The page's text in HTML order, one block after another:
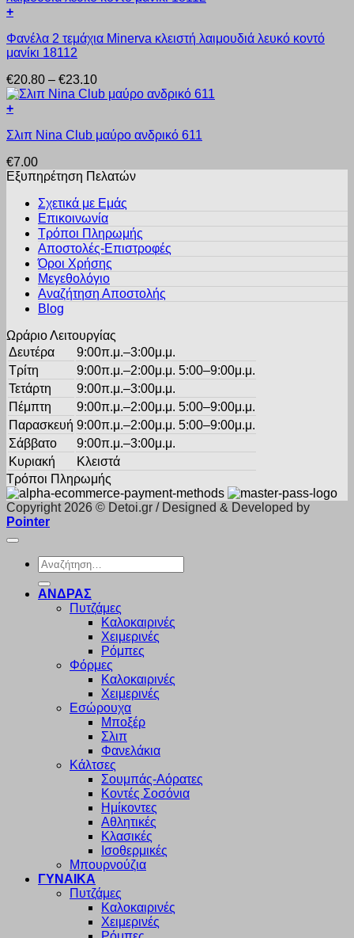
μπορούν
επιλεγούν
στη
του
προϊόντος
+
το
προϊόν
πολλαπλές
παραλλαγές.
Οι
μπορούν
επιλεγούν
στη
σελίδα
προϊόντος
Φανέλα 2 τεμάχια Minerva κλειστή λαιμουδιά λευκό κοντό
μανίκι 18112
€20.80 – €23.10Price
range:
€23.10
+
το
έχει
πολλαπλές
επιλογές
μπορούν
επιλεγούν
σελίδα
Σλιπ Nina Club μαύρο ανδρικό 611
€7.00
Εξυπηρέτηση Πελατών
Σχετικά με Εμάς
Επικοινωνία
Τρόποι Πληρωμής
Αποστολές-Επιστροφές
Όροι Χρήσης
Μεγεθολόγιο
Αναζήτηση Αποστολής
Blog
Ωράριο Λειτουργίας
Δευτέρα
9:00π.μ.–3:00μ.μ.
Τρίτη
9:00π.μ.–2:00μ.μ. 5:00–9:00μ.μ.
Τετάρτη
9:00π.μ.–3:00μ.μ.
Πέμπτη
9:00π.μ.–2:00μ.μ. 5:00–9:00μ.μ.
Παρασκευή 9:00π.μ.–2:00μ.μ. 5:00–9:00μ.μ.
Σάββατο
9:00π.μ.–3:00μ.μ.
Κυριακή
Κλειστά
Τρόποι Πληρωμής
Copyright 2026 © Detoi.gr / Designed & Developed by
Pointer
Αναζήτηση
για:
ΑΝΔΡΑΣ
Πυτζάμες
Καλοκαιρινές
Χειμερινές
Ρόμπες
Φόρμες
Καλοκαιρινές
Χειμερινές
Εσώρουχα
Μποξέρ
Σλιπ
Φανελάκια
Κάλτσες
Σουμπάς-Αόρατες
Κοντές Σοσόνια
Ημίκοντες
Αθλητικές
Κλασικές
Ισοθερμικές
Μπουρνούζια
ΓΥΝΑΙΚΑ
Πυτζάμες
Καλοκαιρινές
Χειμερινές